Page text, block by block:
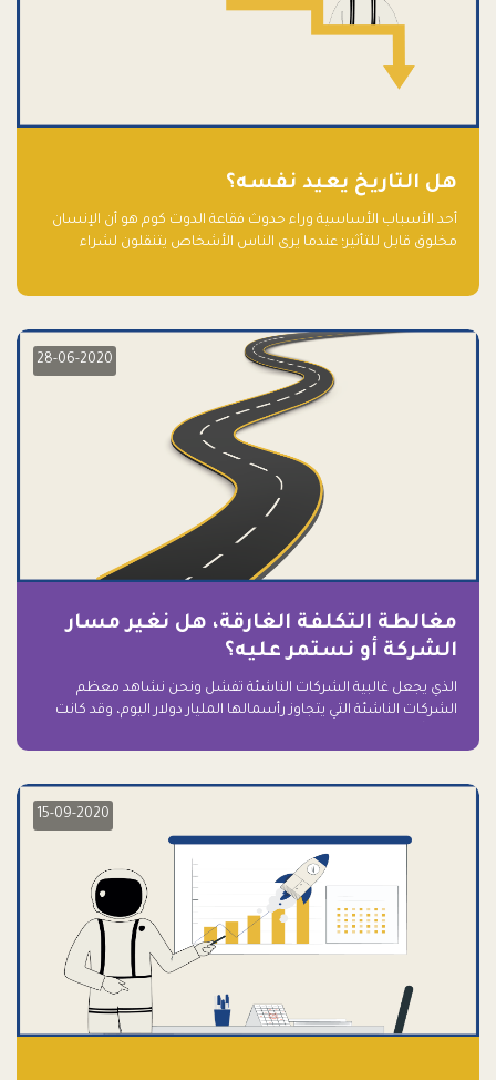
هل التاريخ يعيد نفسه؟
أحد الأسباب الأساسية وراء حدوث فقاعة الدوت كوم هو أن الإنسان
مخلوق قابل للتأثير؛ عندما يرى الناس الأشخاص يتنقلون لشراء
28-06-2020
مغالطة التكلفة الغارقة، هل نغير مسار
الشركة أو نستمر عليه؟
الذي يجعل غالبية الشركات الناشئة تفشل ونحن نشاهد معظم
الشركات الناشئة التي يتجاوز رأسمالها المليار دولار اليوم، وقد كانت
15-09-2020